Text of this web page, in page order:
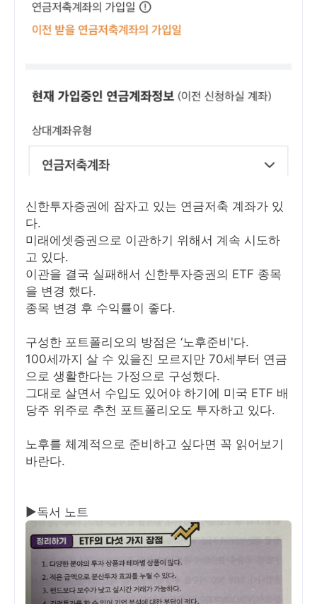
신한투자증권에 잠자고 있는 연금저축 계좌가 있
다.
미래에셋증권으로 이관하기 위해서 계속 시도하
고 있다.
이관을 결국 실패해서 신한투자증권의 ETF 종목
을 변경 했다.
종목 변경 후 수익률이 좋다.
구성한 포트폴리오의 방점은 ‘노후준비'다.
100세까지 살 수 있을진 모르지만 70세부터 연금
으로 생활한다는 가정으로 구성했다.
그대로 살면서 수입도 있어야 하기에 미국 ETF 배
당주 위주로 추천 포트폴리오도 투자하고 있다.
노후를 체계적으로 준비하고 싶다면 꼭 읽어보기
바란다.
▶독서 노트